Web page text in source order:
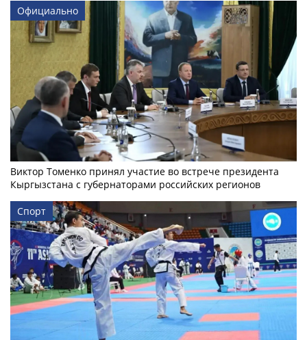
Официально
Виктор Томенко принял участие во встрече президента
Кыргызстана с губернаторами российских регионов
Спорт